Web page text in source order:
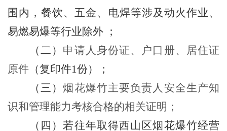
围内，餐饮、五金、电焊等涉及动火作业、
易燃易爆等行业除外 ；
（二 ） 申请人身份证、户口册、居住证
原件 （复印件1份）；
（三）烟花爆竹主要负责人安全生产知
识和管理能力考核合格的相关证明；
（ 四 ）若往年取得西山区烟花爆竹经营